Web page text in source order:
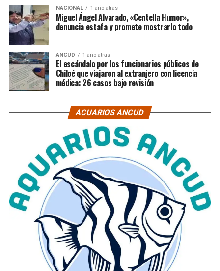
NACIONAL 1 año atras
Miguel Ángel Alvarado, «Centella Humor»,
denuncia estafa y promete mostrarlo todo
ANCUD 1 año atras
El escándalo por los funcionarios públicos de
Chiloé que viajaron al extranjero con licencia
médica: 26 casos bajo revisión
ACUARIOS ANCUD